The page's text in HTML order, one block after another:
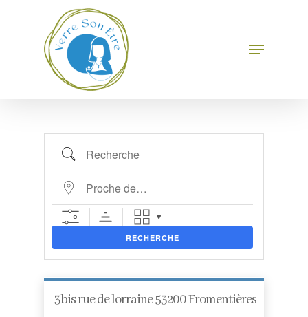
Menu
Recherche
Proche de…
RECHERCHE
3bis rue de lorraine 53200 Fromentières
État/Département